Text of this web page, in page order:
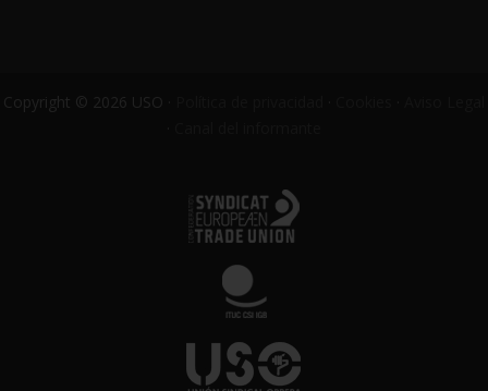
Copyright © 2026 USO ·